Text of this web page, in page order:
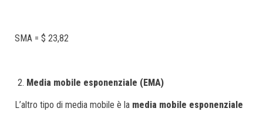
SMA = $ 23,82
Media mobile esponenziale (EMA)
L’altro tipo di media mobile è la media mobile esponenziale